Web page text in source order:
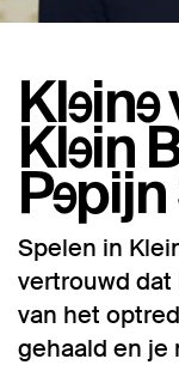
Klein
Spelen in
vertrouwd
van het
gehaald en je